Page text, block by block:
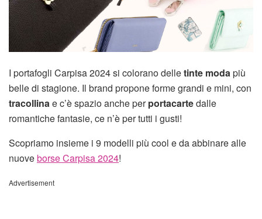
I portafogli Carpisa 2024 si colorano delletinte moda più
belle di stagione. Il brand propone forme grandi e mini, con
tracollina e c’è spazio anche perportacartedalle
romantiche fantasie, ce n’è per tutti i gusti!
Scopriamo insieme i 9 modelli più cool e da abbinare alle
nuoveborse Carpisa 2024!
Advertisement